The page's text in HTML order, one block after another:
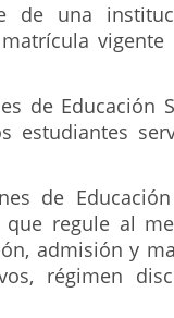
de una
de Educación
estudiantes
de
regule al
admisión y
régimen